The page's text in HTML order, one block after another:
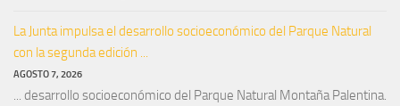
La Junta impulsa el desarrollo socioeconómico del Parque Natural
con la segunda edición ...
AGOSTO 7, 2026
... desarrollo socioeconómico del Parque Natural Montaña Palentina.